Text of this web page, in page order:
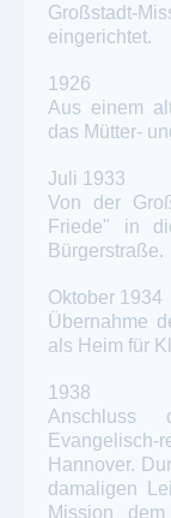
Großstadt-
eingerichtet.
1926
Aus einem
das Mütter-
Juli 1933
Von der
Friede" in
Bürgerstraße.
Oktober 1934
Übernahme
als Heim für
1938
Anschluss
Hannover.
damaligen
Mission